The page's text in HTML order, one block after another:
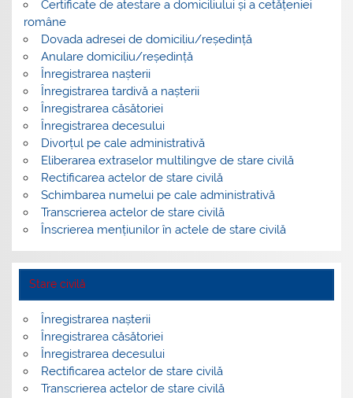
Certificate de atestare a domiciliului și a cetățeniei
române
Dovada adresei de domiciliu/reședință
Anulare domiciliu/reședință
Înregistrarea nașterii
Înregistrarea tardivă a nașterii
Înregistrarea căsătoriei
Înregistrarea decesului
Divorțul pe cale administrativă
Eliberarea extraselor multilingve de stare civilă
Rectificarea actelor de stare civilă
Schimbarea numelui pe cale administrativă
Transcrierea actelor de stare civilă
Înscrierea mențiunilor în actele de stare civilă
Stare civilă
Înregistrarea nașterii
Înregistrarea căsătoriei
Înregistrarea decesului
Rectificarea actelor de stare civilă
Transcrierea actelor de stare civilă